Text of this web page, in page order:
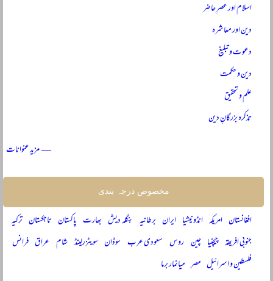
اسلام اور عصرِ حاضر
دین اور معاشرہ
دعوت و تبلیغ
دین و حکمت
علم و تحقیق
تذکرہ بزرگانِ دین
— مزید عنوانات
مخصوص درجہ بندی
افغانستان امریکہ انڈونیشیا ایران برطانیہ بنگلہ دیش بھارت پاکستان تاجکستان ترکیہ
جنوبی افریقہ چیچنیا چین روس سعودی عرب سوڈان سویٹزرلینڈ شام عراق فرانس
فلسطین و اسرائیل مصر میانمار برما